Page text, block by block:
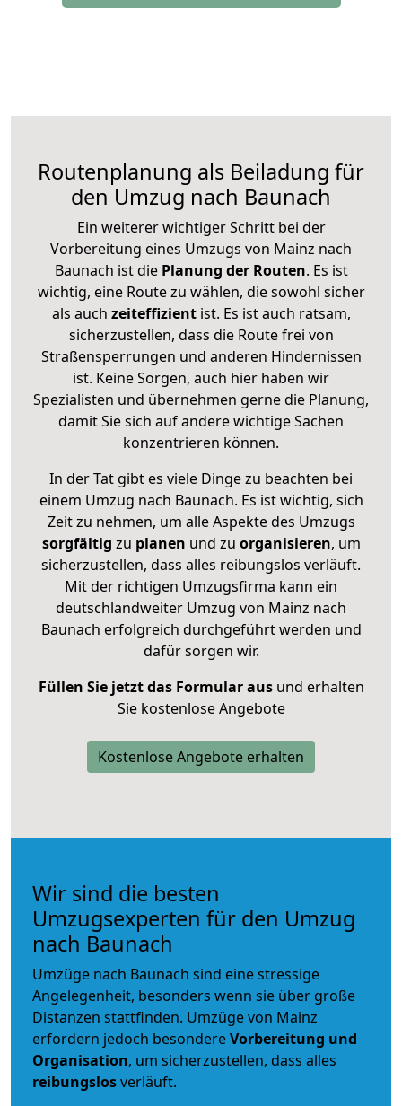
Routenplanung als Beiladung für
den Umzug nach Baunach
Ein weiterer wichtiger Schritt bei der
Vorbereitung eines Umzugs von Mainz nach
Baunach ist diePlanung der Routen. Es ist
wichtig, eine Route zu wählen, die sowohl sicher
als auch zeiteffizientist. Es ist auch ratsam,
sicherzustellen, dass die Route frei von
Straßensperrungen und anderen Hindernissen
ist. Keine Sorgen, auch hier haben wir
Spezialisten und übernehmen gerne die Planung,
damit Sie sich auf andere wichtige Sachen
konzentrieren können.
In der Tat gibt es viele Dinge zu beachten bei
einem Umzug nach Baunach. Es ist wichtig, sich
Zeit zu nehmen, um alle Aspekte des Umzugs
sorgfältig zu planen und zu organisieren, um
sicherzustellen, dass alles reibungslos verläuft.
Mit der richtigen Umzugsfirma kann ein
deutschlandweiter Umzug von Mainz nach
Baunach erfolgreich durchgeführt werden und
dafür sorgen wir.
Füllen Sie jetzt das Formular ausund erhalten
Sie kostenlose Angebote
Kostenlose Angebote erhalten
Wir sind die besten
Umzugsexperten für den Umzug
nach Baunach
Umzüge nach Baunach sind eine stressige
Angelegenheit, besonders wenn sie über große
Distanzen stattfinden. Umzüge von Mainz
erfordern jedoch besondereVorbereitung und
Organisation, um sicherzustellen, dass alles
reibungslosverläuft.